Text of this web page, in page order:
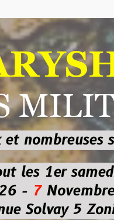
sur les
samedi
2026
5 Zoning